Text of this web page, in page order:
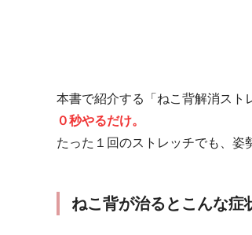
本書で紹介する「ねこ背解消スト
０秒やるだけ。
たった１回のストレッチでも、姿
ねこ背が治るとこんな症